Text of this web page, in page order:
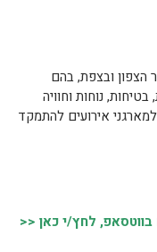
הצפון ובצפת, בהם
נוחות וחוויה
אירועים להתמקד
לחץ/י כאן <<